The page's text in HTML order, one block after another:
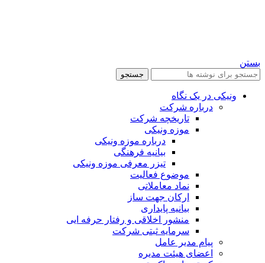
بستن
جستجو
ونیکی در یک نگاه
درباره شرکت
تاریخچه شرکت
موزه ونیکی
درباره موزه ونیکی
بیانیه فرهنگی
تیزر معرفی موزه ونیکی
موضوع فعالیت
نماد معاملاتی
ارکان جهت ساز
بیانیه پایداری
منشور اخلاقی و رفتار حرفه ایی
سرمایه ثبتی شرکت
پیام مدیر عامل
اعضای هیئت مدیره